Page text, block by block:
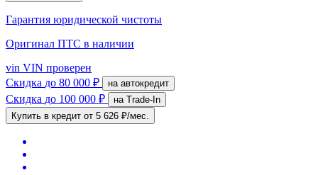
Гарантия юридической чистоты
Оригинал ПТС в наличии
vin VIN проверен
Скидка до 80 000 ₽ на автокредит
Скидка до 100 000 ₽
на Trade-In
Купить в кредит от 5 626 ₽/мес.